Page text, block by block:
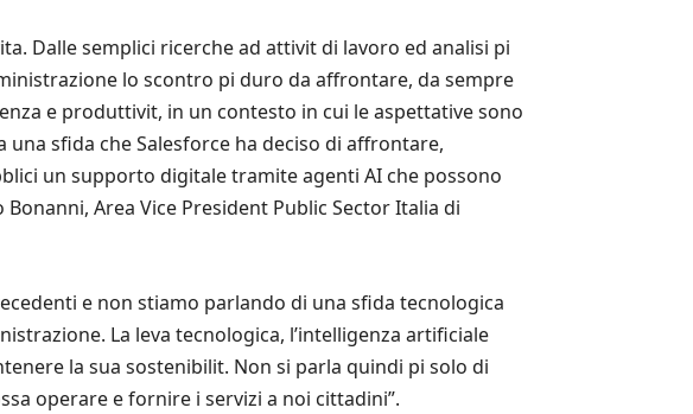
Dalle semplici ricerche ad attivit di lavoro ed analisi pi
lo scontro pi duro da affrontare, da sempre
e produttivit, in un contesto in cui le aspettative sono
sfida che Salesforce ha deciso di affrontare,
un supporto digitale tramite agenti AI che possono
Area Vice President Public Sector Italia di
e non stiamo parlando di una sfida tecnologica
La leva tecnologica, l’intelligenza artificiale
la sua sostenibilit. Non si parla quindi pi solo di
operare e fornire i servizi a noi cittadini”.